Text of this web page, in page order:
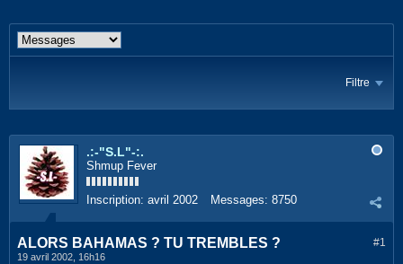
Filtre
.:-"S.L"-:.
Shmup Fever
Inscription: avril 2002 Messages: 8750
#1
ALORS BAHAMAS ? TU TREMBLES ?
19 avril 2002, 16h16